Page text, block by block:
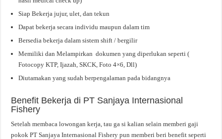
Siap Bekerja jujur, ulet, dan tekun
Dapat bekerja secara individu maupun dalam tim
Bersedia bekerja dalam sistem shift / bergilir
Memiliki dan Melampirkan dokumen yang diperlukan seperti (
Fotocopy KTP, Ijazah, SKCK, Foto 4×6, Dll)
Diutamakan yang sudah berpengalaman pada bidangnya
Benefit Bekerja di PT Sanjaya Internasional
Fishery
Setelah membaca lowongan kerja, tau ga si kalian selain memberi gaji
pokok PT Sanjaya Internasional Fishery pun memberi beri benefit seperti